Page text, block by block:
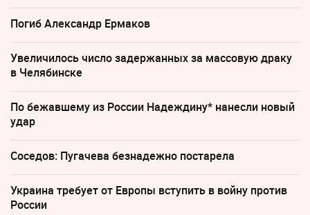
Погиб Александр Ермаков
Увеличилось число задержанных за массовую драку
в Челябинске
По бежавшему из России Надеждину* нанесли новый
удар
Соседов: Пугачева безнадежно постарела
Украина требует от Европы вступить в войну против
России